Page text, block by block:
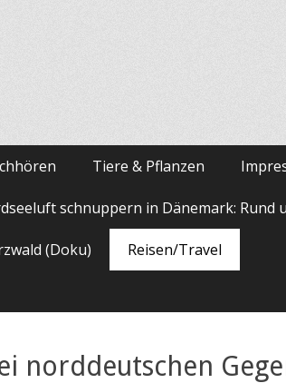
Tiere & Pflanzen
schnuppern in Dänemark: Rund
(Doku) Reisen/Travel
norddeutschen